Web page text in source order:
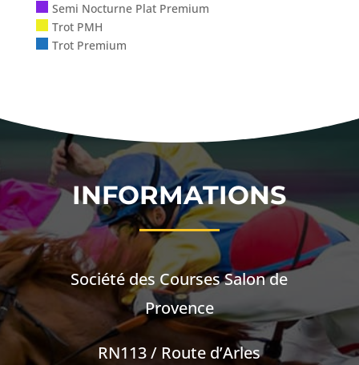
Semi Nocturne Plat Premium
Trot PMH
Trot Premium
INFORMATIONS
Société des Courses Salon de
Provence
RN113 / Route d’Arles